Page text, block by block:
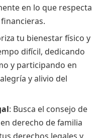
en lo que respecta
tu bienestar físico y
difícil, dedicando
y participando en
y alivio del
: Busca el consejo de
derecho de familia